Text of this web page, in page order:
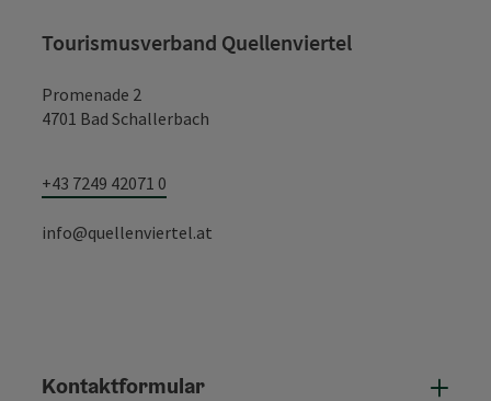
Tourismusverband Quellenviertel
Promenade 2
4701 Bad Schallerbach
+43 7249 42071 0
info@quellenviertel.at
Kontaktformular